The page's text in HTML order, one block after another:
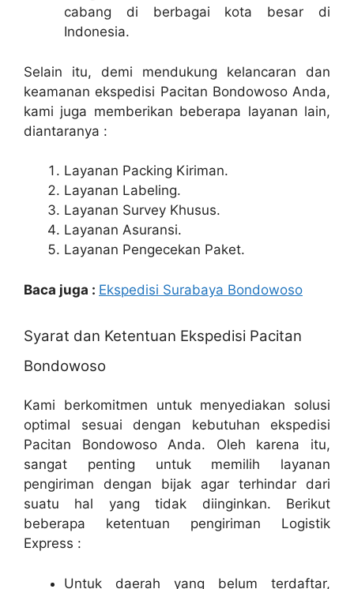
cabang di berbagai kota besar di
Indonesia.
Selain itu, demi mendukung kelancaran dan
keamanan ekspedisi Pacitan Bondowoso Anda,
kami juga memberikan beberapa layanan lain,
diantaranya :
Layanan Packing Kiriman.
Layanan Labeling.
Layanan Survey Khusus.
Layanan Asuransi.
Layanan Pengecekan Paket.
Baca juga : Ekspedisi Surabaya Bondowoso
Syarat dan Ketentuan Ekspedisi Pacitan
Bondowoso
Kami berkomitmen untuk menyediakan solusi
optimal sesuai dengan kebutuhan ekspedisi
Pacitan Bondowoso Anda. Oleh karena itu,
sangat penting untuk memilih layanan
pengiriman dengan bijak agar terhindar dari
suatu hal yang tidak diinginkan. Berikut
beberapa ketentuan pengiriman Logistik
Express :
Untuk daerah yang belum terdaftar,